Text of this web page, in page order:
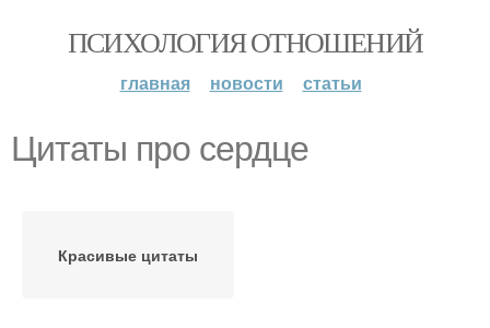
ПСИХОЛОГИЯ ОТНОШЕНИЙ
главная новости статьи
Цитаты про сердце
Красивые цитаты